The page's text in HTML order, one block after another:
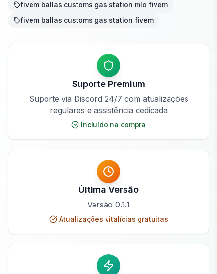
fivem ballas customs gas station mlo fivem
fivem ballas customs gas station fivem
Suporte Premium
Suporte via Discord 24/7 com atualizações
regulares e assistência dedicada
Incluído na compra
Última Versão
Versão 0.1.1
Atualizações vitalícias gratuitas